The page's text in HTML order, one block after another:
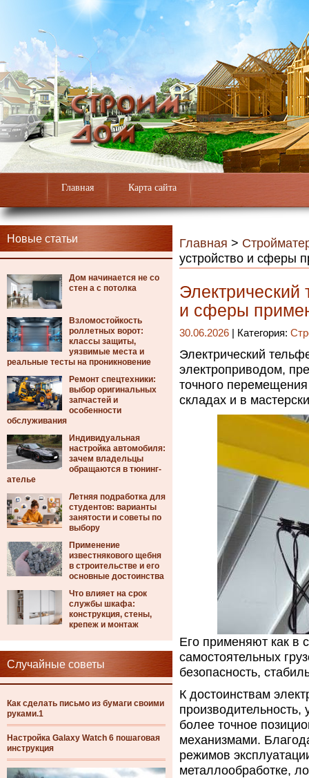
Главная Карта сайта
Новые статьи
Дом начинается не со
стен а с потолка
Взломостойкость
роллетных ворот:
классы защиты,
уязвимые места и
реальные тесты на проникновение
Ремонт спецтехники:
выбор оригинальных
запчастей и
особенности
обслуживания
Индивидуальная
настройка автомобиля:
зачем владельцы
обращаются в тюнинг-
ателье
Летняя подработка для
студентов: варианты
занятости и советы по
выбору
Применение
известнякового щебня
в строительстве и его
основные достоинства
Что влияет на срок
службы шкафа:
конструкция, стены,
крепеж и монтаж
Случайные советы
Как сделать письмо из бумаги своими
руками.1
Настройка Galaxy Watch 6 пошаговая
инструкция
Главная >
устройство и сферы
Электрический
и сферы
30.06.2026 | Категория:
Электрический
электроприводом,
точного
складах и в
Его применяют как в
самостоятельных
безопасность,
К достоинствам
производительность,
более точное
механизмами.
режимов
металлообработке,